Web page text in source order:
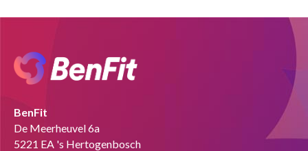
BenFit
De Meerheuvel 6a
5221 EA 's Hertogenbosch